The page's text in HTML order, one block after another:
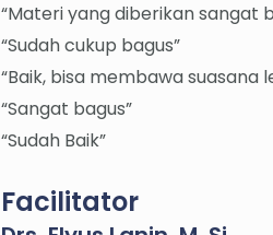
“Materi yang diberikan sangat
“Sudah cukup bagus”
“Baik, bisa membawa suasana
“Sangat bagus”
“Sudah Baik”
Facilitator